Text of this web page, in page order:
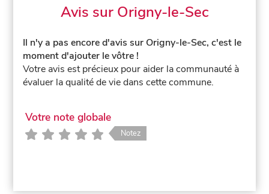
Avis sur Origny-le-Sec
Il n'y a pas encore d'avis sur Origny-le-Sec, c'est le
moment d'ajouter le vôtre !
Votre avis est précieux pour aider la communauté à
évaluer la qualité de vie dans cette commune.
Votre note globale
Notez